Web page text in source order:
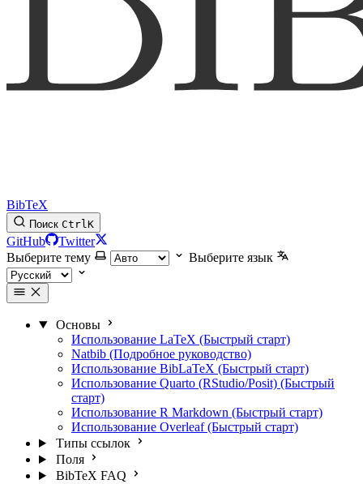
BibTeX
Поиск CtrlK
GitHub
Twitter
Выберите тему
Выберите язык
Основы
Использование LaTeX (Быстрый старт)
Natbib (Подробное руководство)
Использование BibLaTeX (Быстрый старт)
Использование Quarto (RStudio/Posit) (Быстрый
старт)
Использование R Markdown (Быстрый старт)
Использование Overleaf (Быстрый старт)
Типы ссылок
Поля
BibTeX FAQ